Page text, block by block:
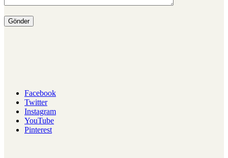
Facebook
Twitter
Instagram
YouTube
Pinterest